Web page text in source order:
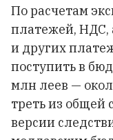
По расчетам
платежей, НДС,
и других
поступить в
млн леев —
треть из общей
версии